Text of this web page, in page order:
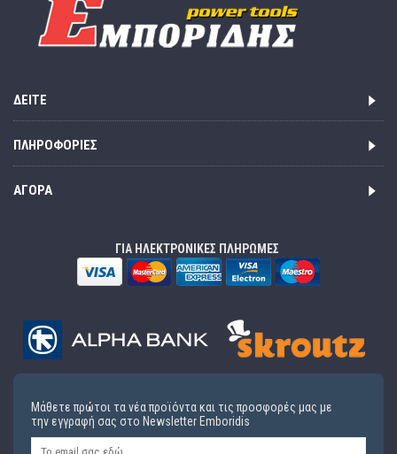
ΔΕΊΤΕ
ΠΛΗΡΟΦΟΡΊΕΣ
ΑΓΟΡΆ
ΓΙΑ ΗΛΕΚΤΡΟΝΙΚΕΣ ΠΛΗΡΩΜΕΣ
Μάθετε πρώτοι τα νέα προϊόντα και τις προσφορές μας με
την εγγραφή σας στο Newsletter Emboridis